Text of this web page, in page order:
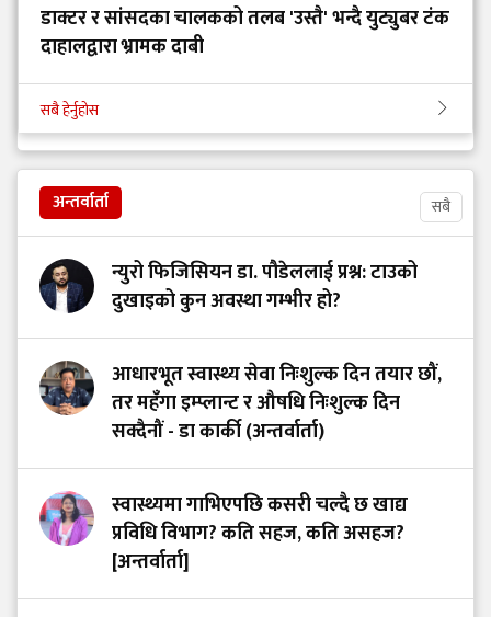
डाक्टर र सांसदका चालकको तलब 'उस्तै' भन्दै युट्युबर टंक
दाहालद्वारा भ्रामक दाबी
सबै हेर्नुहोस
अन्तर्वार्ता सबै
न्युरो फिजिसियन डा. पौडेललाई प्रश्न: टाउको
दुखाइको कुन अवस्था गम्भीर हो?
आधारभूत स्वास्थ्य सेवा निःशुल्क दिन तयार छौं,
तर महँगा इम्प्लान्ट र औषधि निःशुल्क दिन
सक्दैनौं - डा कार्की (अन्तर्वार्ता)
स्वास्थ्यमा गाभिएपछि कसरी चल्दै छ खाद्य
प्रविधि विभाग? कति सहज, कति असहज?
[अन्तर्वार्ता]